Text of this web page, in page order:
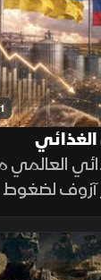
الغذائي
العالمي
آزوف لضغوط
ويرفع